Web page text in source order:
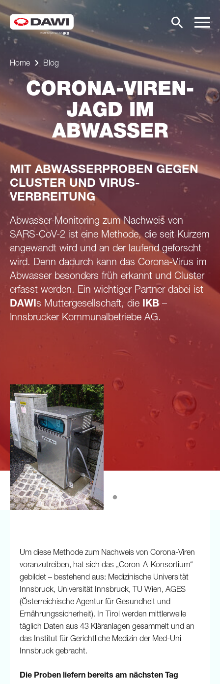
Home Blog
CORONA-VIREN-
JAGD IM
ABWASSER
MIT ABWASSERPROBEN GEGEN
CLUSTER UND VIRUS-
VERBREITUNG
Abwasser-Monitoring zum Nachweis von
SARS-CoV-2 ist eine Methode, die seit Kurzem
angewandt wird und an der laufend geforscht
wird. Denn dadurch kann das Corona-Virus im
Abwasser besonders früh erkannt und Cluster
erfasst werden. Ein wichtiger Partner dabei ist
DAWIs Muttergesellschaft, die IKB–
Innsbrucker Kommunalbetriebe AG.
Um diese Methode zum Nachweis von Corona-Viren
voranzutreiben, hat sich das „Coron-A-Konsortium“
gebildet – bestehend aus: Medizinische Universität
Innsbruck, Universität Innsbruck, TU Wien, AGES
(Österreichische Agentur für Gesundheit und
Ernährungssicherheit). In Tirol werden mittlerweile
täglich Daten aus 43 Kläranlagen gesammelt und an
das Institut für Gerichtliche Medizin der Med-Uni
Innsbruck gebracht.
Die Proben liefern bereits am nächsten Tag